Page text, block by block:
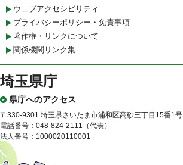
ウェブアクセシビリティ
プライバシーポリシー・免責事項
著作権・リンクについて
関係機関リンク集
埼玉県庁
県庁へのアクセス
〒330-9301 埼玉県さいたま市浦和区高砂三丁目15番1号
電話番号：048-824-2111（代表）
法人番号：1000020110001